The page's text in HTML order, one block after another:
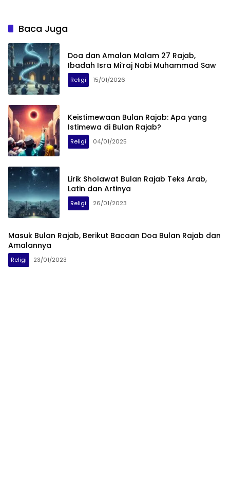
Baca Juga
Doa dan Amalan Malam 27 Rajab,
Ibadah Isra Mi’raj Nabi Muhammad Saw
Religi 15/01/2026
Keistimewaan Bulan Rajab: Apa yang
Istimewa di Bulan Rajab?
Religi 04/01/2025
Lirik Sholawat Bulan Rajab Teks Arab,
Latin dan Artinya
Religi 26/01/2023
Masuk Bulan Rajab, Berikut Bacaan Doa Bulan Rajab dan
Amalannya
Religi 23/01/2023